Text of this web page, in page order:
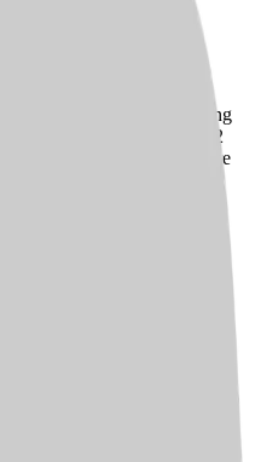
Seniorenzentrum!
Stelle in unserer Einrichtung
unserer Einrichtung mit 142
Umgebung für unsere
besteht aus 100
Erfahrung und eine
Wohnbereiche,
den individuellen
gerecht zu werden. Unsere
Zuteilungssystem, das nach
das für seine
bekannt ist, freuen
Expertise und Ihr